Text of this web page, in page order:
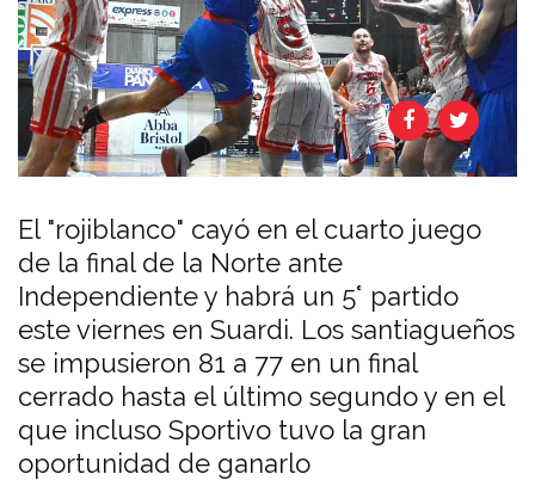
El "rojiblanco" cayó en el cuarto juego
de la final de la Norte ante
Independiente y habrá un 5° partido
este viernes en Suardi. Los santiagueños
se impusieron 81 a 77 en un final
cerrado hasta el último segundo y en el
que incluso Sportivo tuvo la gran
oportunidad de ganarlo